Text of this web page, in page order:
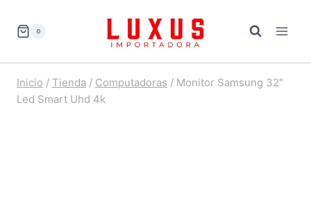
0
Inicio / Tienda / Computadoras / Monitor Samsung 32″
Led Smart Uhd 4k